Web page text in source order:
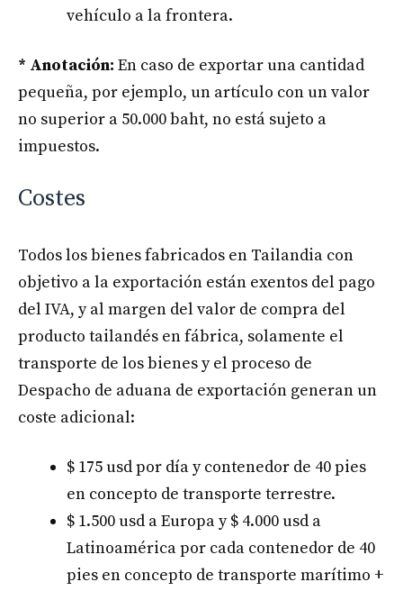
vehículo a la frontera.
* Anotación: En caso de exportar una cantidad
pequeña, por ejemplo, un artículo con un valor
no superior a 50.000 baht, no está sujeto a
impuestos.
Costes
Todos los bienes fabricados en Tailandia con
objetivo a la exportación están exentos del pago
del IVA, y al margen del valor de compra del
producto tailandés en fábrica, solamente el
transporte de los bienes y el proceso de
Despacho de aduana de exportación generan un
coste adicional:
$ 175 usd por día y contenedor de 40 pies
en concepto de transporte terrestre.
$ 1.500 usd a Europa y $ 4.000 usd a
Latinoamérica por cada contenedor de 40
pies en concepto de transporte marítimo +